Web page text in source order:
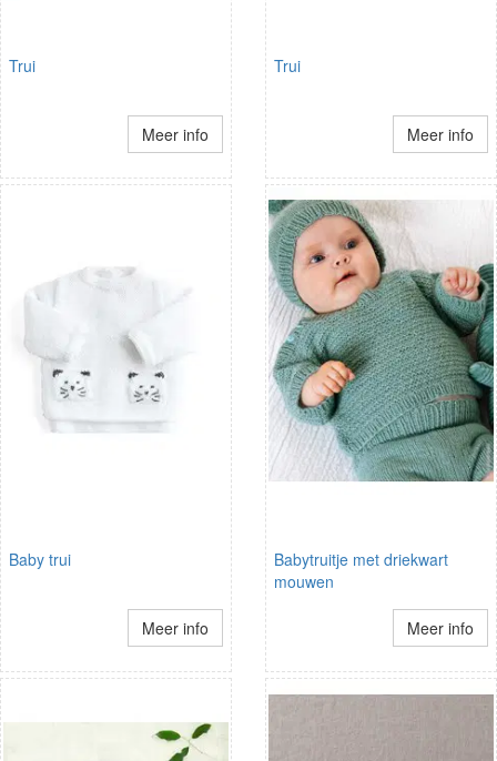
Trui
Meer info
Trui
Meer info
Baby trui
Meer info
Babytruitje met driekwart
mouwen
Meer info